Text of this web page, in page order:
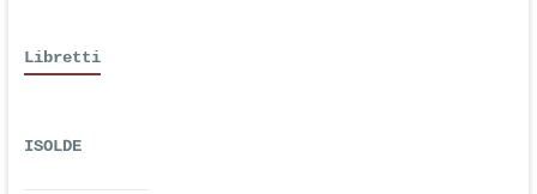
Libretti
ISOLDE